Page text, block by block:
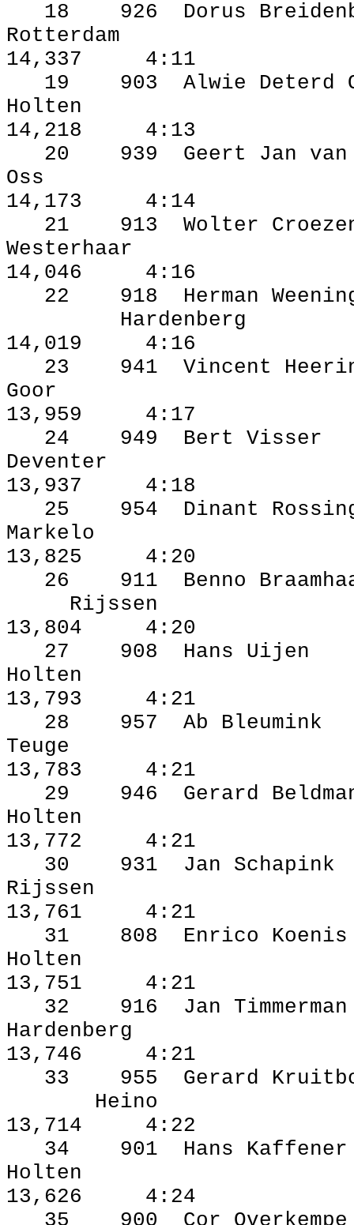
18
926
Dorus
Rotterdam
14,337
4:11
19
903
Alwie Deterd
Holten
14,218
4:13
20
939
Geert Jan
Oss
14,173
4:14
21
913
Wolter
Westerhaar
14,046
4:16
22
918
Herman
Hardenberg
14,019
4:16
23
941
Vincent
Goor
13,959
4:17
24
949
Bert Visser
Deventer
13,937
4:18
25
954
Dinant
Markelo
13,825
4:20
26
911
Benno
Rijssen
13,804
4:20
27
908
Hans Uijen
Holten
13,793
4:21
28
957
Ab Bleumink
Teuge
13,783
4:21
29
946
Gerard
Holten
13,772
4:21
30
931
Jan Schapink
Rijssen
13,761
4:21
31
808
Enrico Koenis
Holten
13,751
4:21
32
916
Jan Timmerman
Hardenberg
13,746
4:21
33
955
Gerard
Heino
13,714
4:22
34
901
Hans Kaffener
Holten
13,626
4:24
35
900 Cor Overkempe